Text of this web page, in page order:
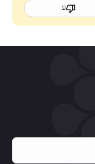
لا